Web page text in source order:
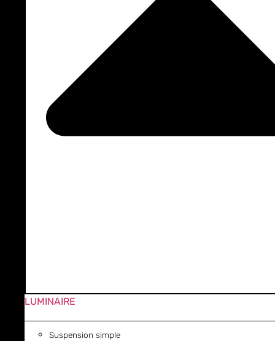
LUMINAIRE
Suspension simple